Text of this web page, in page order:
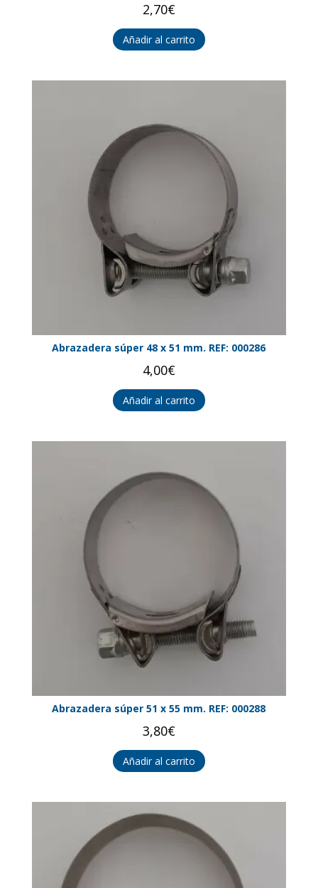
2,70€
Añadir al carrito
Abrazadera súper 48 x 51 mm. REF: 000286
4,00€
Añadir al carrito
Abrazadera súper 51 x 55 mm. REF: 000288
3,80€
Añadir al carrito